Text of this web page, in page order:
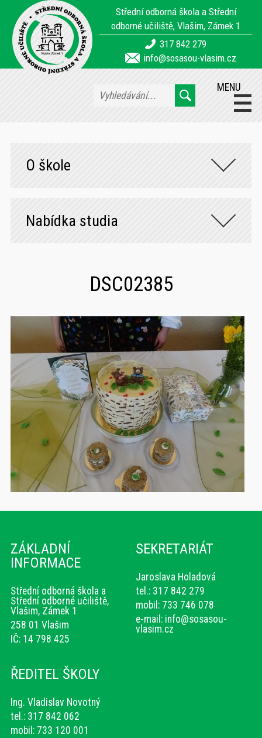
Střední odborná škola a Střední
odborné učiliště, Vlašim, Zámek 1
317 842 279
info@sosasou-vlasim.cz
MENU
O škole
Nabídka studia
DSC02385
ZÁKLADNÍ
INFORMACE
Střední odborná škola a
Střední odborné učiliště,
Vlašim, Zámek 1
258 01 Vlašim
IČ: 14 798 425
SEKRETARIÁT
Jaroslava Holadová
tel.: 317 842 279
mobil: 733 746 078
e-mail: info@sosasou-
vlasim.cz
ŘEDITEL ŠKOLY
Ing. Vladislav Novotný
tel.: 317 842 062
mobil: 733 120 001